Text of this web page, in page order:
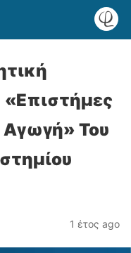
Αγωγή» Του
1 έτος ago